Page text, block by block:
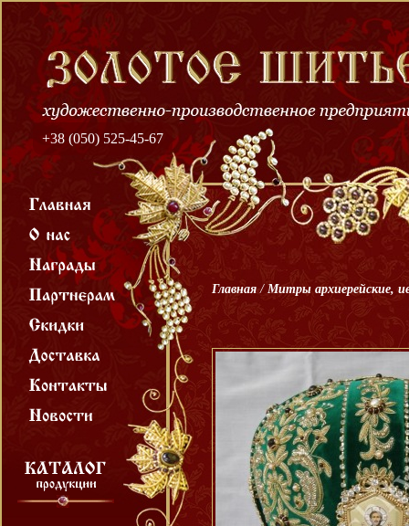
+38 (050) 525-45-67
Главная / Митры архиерейские,